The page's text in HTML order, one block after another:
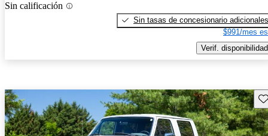
Sin calificación
Sin tasas de concesionario adicionales
$991/mes
Verif. disponibilidad